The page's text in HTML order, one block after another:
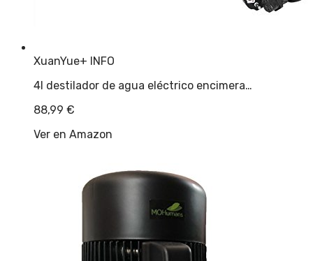
XuanYue+ INFO
4l destilador de agua eléctrico encimera…
88,99 €
Ver en Amazon